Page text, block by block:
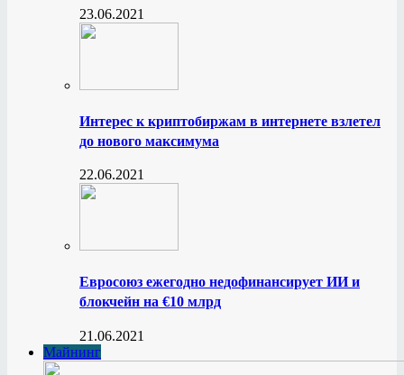
23.06.2021
Интерес к криптобиржам в интернете взлетел
до нового максимума
22.06.2021
Евросоюз ежегодно недофинансирует ИИ и
блокчейн на €10 млрд
21.06.2021
Майнинг